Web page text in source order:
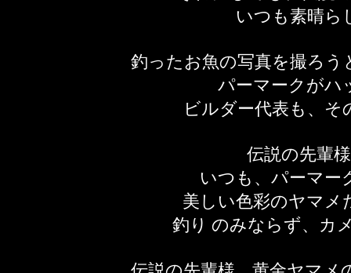
いつも素晴ら
釣ったお魚の写真を撮ろう
パーマークがハ
ビルダー代表も、
伝説の先輩
いつも、パーマー
美しい色彩のヤマメ
釣り のみならず、カ